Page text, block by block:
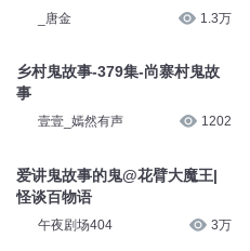
_唐金 1.3万
乡村鬼故事-379集-尚寨村鬼故
事
壹壹_嫣然有声 1202
爱讲鬼故事的鬼@花臂大魔王|
怪谈百物语
午夜剧场404 3万